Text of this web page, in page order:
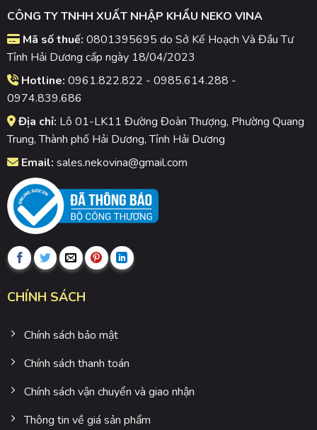
CÔNG TY TNHH XUẤT NHẬP KHẨU NEKO VINA
Mã số thuế: 0801395695 do Sở Kế Hoạch Và Đầu Tư
Tỉnh Hải Dương cấp ngày 18/04/2023
Hotline: 0961.822.822 - 0985.614.288 -
0974.839.686
Địa chỉ: Lô 01-LK11 Đường Đoàn Thượng, Phường Quang
Trung, Thành phố Hải Dương, Tỉnh Hải Dương
Email: sales.nekovina@gmail.com
CHÍNH SÁCH
Chính sách bảo mật
Chính sách thanh toán
Chính sách vận chuyển và giao nhận
Thông tin về giá sản phẩm